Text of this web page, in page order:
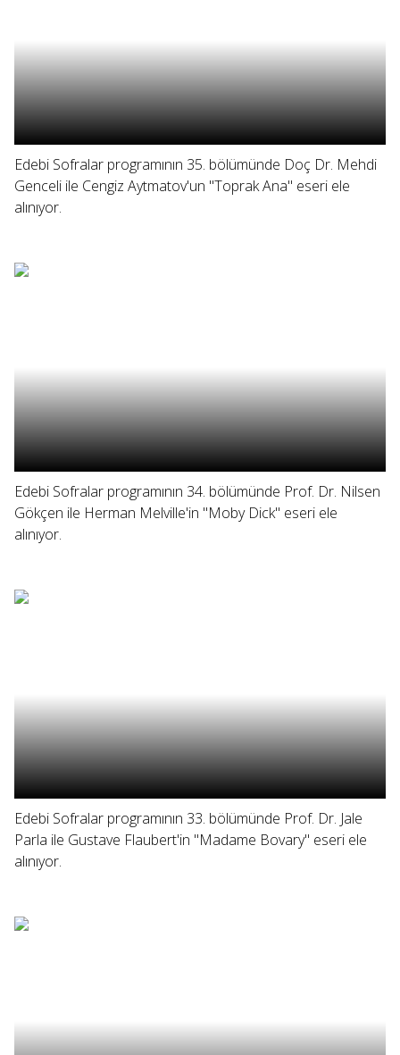
Edebi Sofralar programının 35. bölümünde Doç Dr. Mehdi
Genceli ile Cengiz Aytmatov'un "Toprak Ana" eseri ele
alınıyor.
Edebi Sofralar programının 34. bölümünde Prof. Dr. Nilsen
Gökçen ile Herman Melville'in "Moby Dick" eseri ele
alınıyor.
Edebi Sofralar programının 33. bölümünde Prof. Dr. Jale
Parla ile Gustave Flaubert'in "Madame Bovary" eseri ele
alınıyor.